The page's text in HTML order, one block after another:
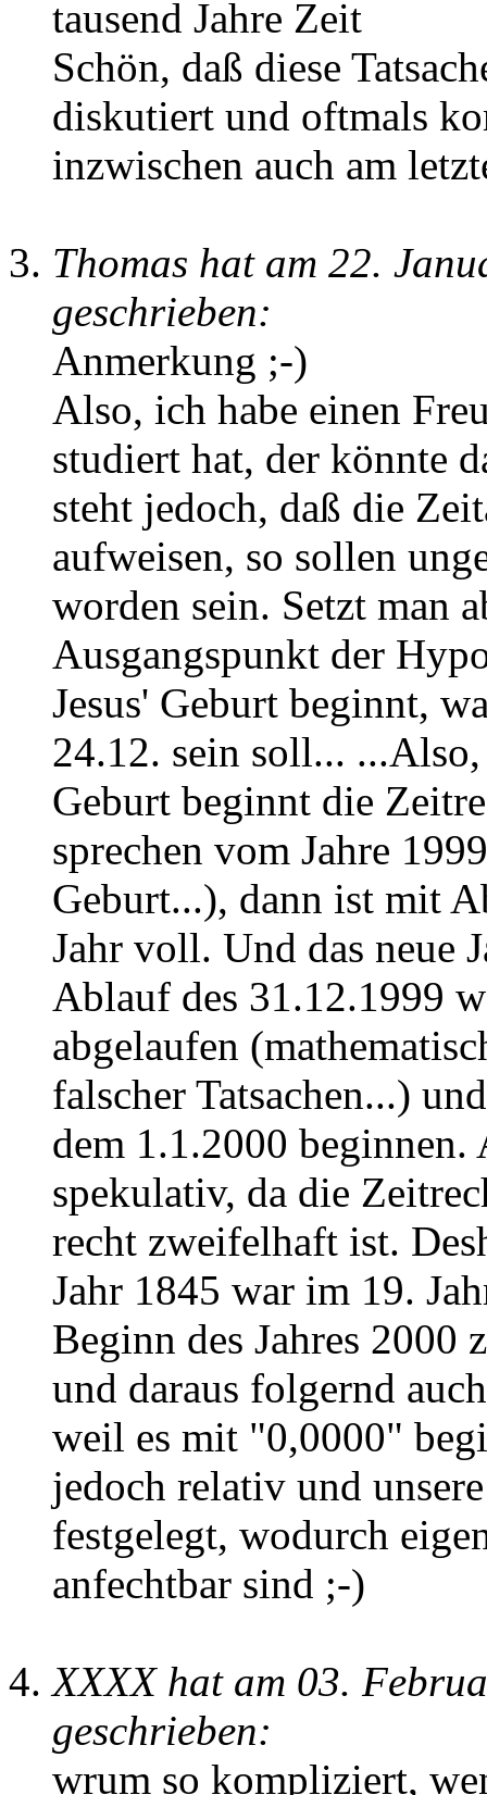
tausend Jahre Zeit
Schön, daß diese
diskutiert und oftmals
inzwischen auch am
Thomas hat am 22.
geschrieben:
Anmerkung ;-)
Also, ich habe einen
studiert hat, der könnte
steht jedoch, daß die
aufweisen, so sollen
worden sein. Setzt man
Ausgangspunkt der
Jesus' Geburt beginnt,
24.12. sein soll...
Geburt beginnt die
sprechen vom Jahre
Geburt...), dann ist mit
Jahr voll. Und das neue
Ablauf des 31.12.1999
abgelaufen
falscher Tatsachen...)
dem 1.1.2000
spekulativ, da die
recht zweifelhaft ist.
Jahr 1845 war im 19.
Beginn des Jahres 2000
und daraus folgernd
weil es mit "0,0000"
jedoch relativ und
festgelegt, wodurch
anfechtbar sind ;-)
XXXX hat am 03.
geschrieben:
wrum so kompliziert,